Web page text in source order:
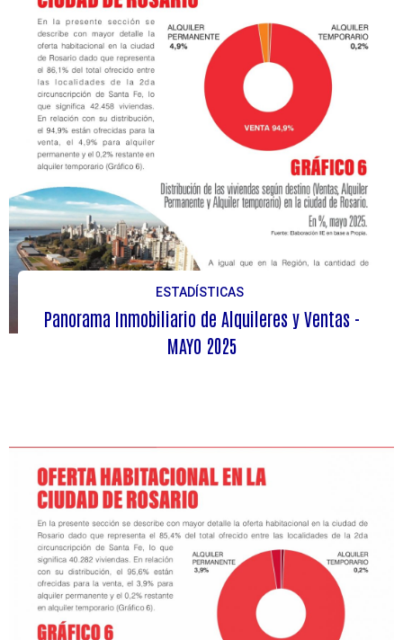
ESTADÍSTICAS
Panorama Inmobiliario de Alquileres y Ventas -
MAYO 2025